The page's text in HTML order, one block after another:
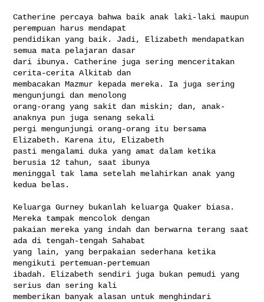
Catherine percaya bahwa baik anak laki-laki maupun
perempuan harus mendapat
pendidikan yang baik. Jadi, Elizabeth mendapatkan
semua mata pelajaran dasar
dari ibunya. Catherine juga sering menceritakan
cerita-cerita Alkitab dan
membacakan Mazmur kepada mereka. Ia juga sering
mengunjungi dan menolong
orang-orang yang sakit dan miskin; dan, anak-
anaknya pun juga senang sekali
pergi mengunjungi orang-orang itu bersama
Elizabeth. Karena itu, Elizabeth
pasti mengalami duka yang amat dalam ketika
berusia 12 tahun, saat ibunya
meninggal tak lama setelah melahirkan anak yang
kedua belas.
Keluarga Gurney bukanlah keluarga Quaker biasa.
Mereka tampak mencolok dengan
pakaian mereka yang indah dan berwarna terang saat
ada di tengah-tengah Sahabat
yang lain, yang berpakaian sederhana ketika
mengikuti pertemuan-pertemuan
ibadah. Elizabeth sendiri juga bukan pemudi yang
serius dan sering kali
memberikan banyak alasan untuk menghindari